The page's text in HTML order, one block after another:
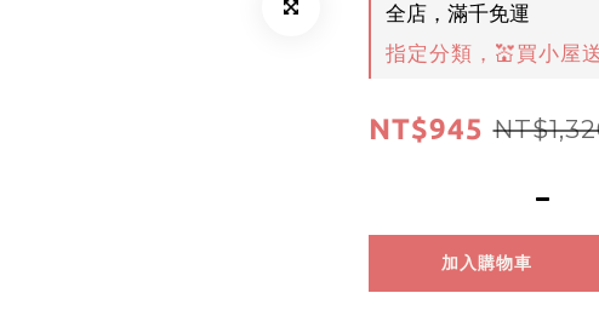
全店，滿千免運
指定分類，💒買小屋
NT$945
加入購物車